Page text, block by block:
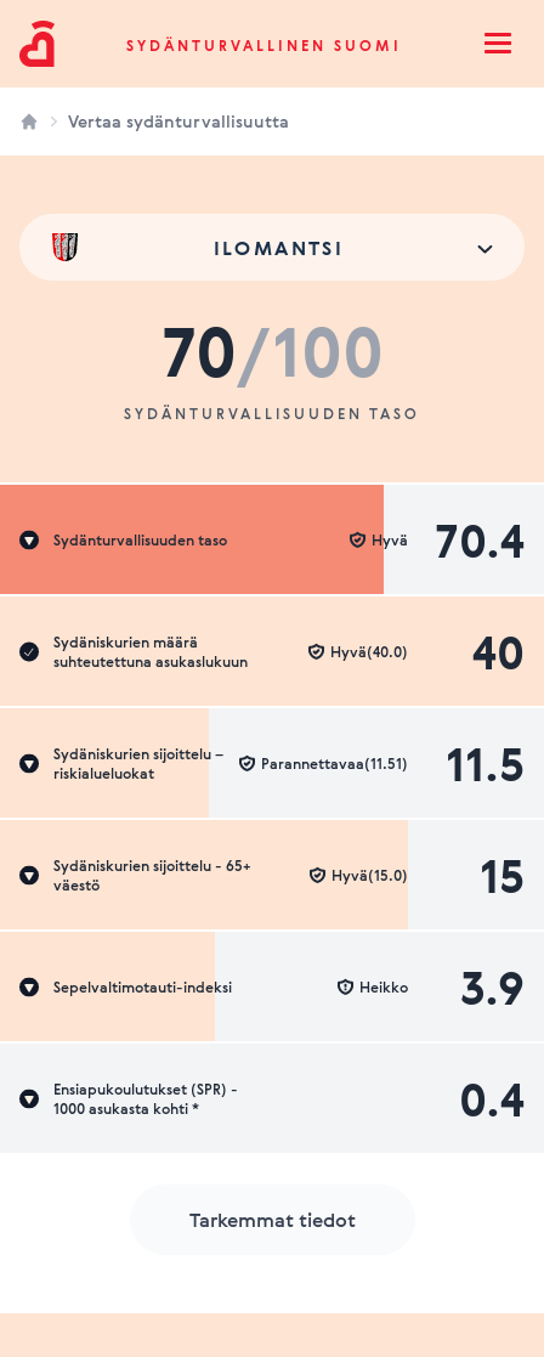
Sydänturvallinen SuomiSYDÄNTURVALLINEN SUOMI
Vertaa sydänturvallisuutta
ILOMANTSI
70/100
SYDÄNTURVALLISUUDEN TASO
Sydänturvallisuuden taso 70.4
Hyvä
Sydäniskurien määrä
suhteutettuna asukaslukuun
40
Hyvä(40.0)
Sydäniskurien sijoittelu –
riskialueluokat
11.5
Parannettavaa(11.51)
Sydäniskurien sijoittelu - 65+
väestö
15
Hyvä(15.0)
Sepelvaltimotauti-indeksi 3.9
Heikko
Ensiapukoulutukset (SPR) -
1000 asukasta kohti *
0.4
Tarkemmat tiedot